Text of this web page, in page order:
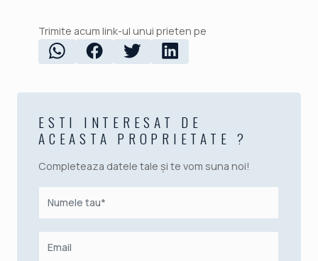
Trimite acum link-ul unui prieten pe
ESTI INTERESAT DE
ACEASTA PROPRIETATE ?
Completeaza datele tale și te vom suna noi!